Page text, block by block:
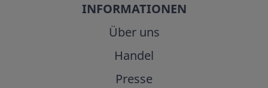
INFORMATIONEN
Über uns
Handel
Presse